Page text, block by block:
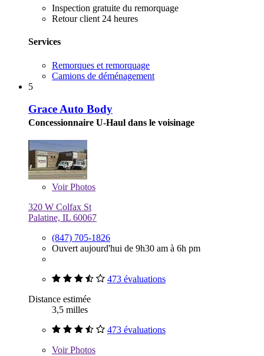
Inspection gratuite du remorquage
Retour client 24 heures
Services
Remorques et remorquage
Camions de déménagement
5
Grace Auto Body
Concessionnaire U-Haul dans le voisinage
VoirPhotos
320 W Colfax St
Palatine, IL 60067
(847) 705-1826
Ouvert aujourd'hui de 9h30 am à 6h pm
473 évaluations
Distance estimée
3,5 milles
473 évaluations
VoirPhotos